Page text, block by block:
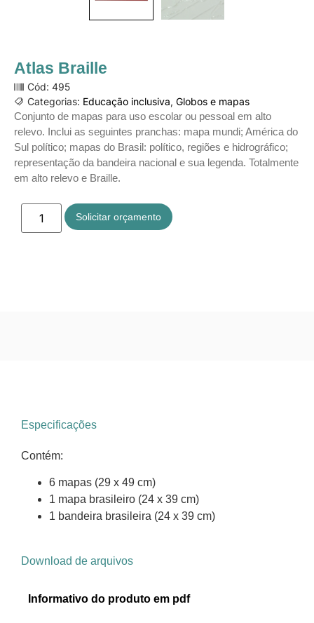
Atlas Braille
Cód: 495
Categorias: Educação inclusiva, Globos e mapas
Conjunto de mapas para uso escolar ou pessoal em alto
relevo. Inclui as seguintes pranchas: mapa mundi; América do
Sul político; mapas do Brasil: político, regiões e hidrográfico;
representação da bandeira nacional e sua legenda. Totalmente
em alto relevo e Braille.
Solicitar orçamento
Especificações
Contém:
6 mapas (29 x 49 cm)
1 mapa brasileiro (24 x 39 cm)
1 bandeira brasileira (24 x 39 cm)
Download de arquivos
Informativo do produto em pdf